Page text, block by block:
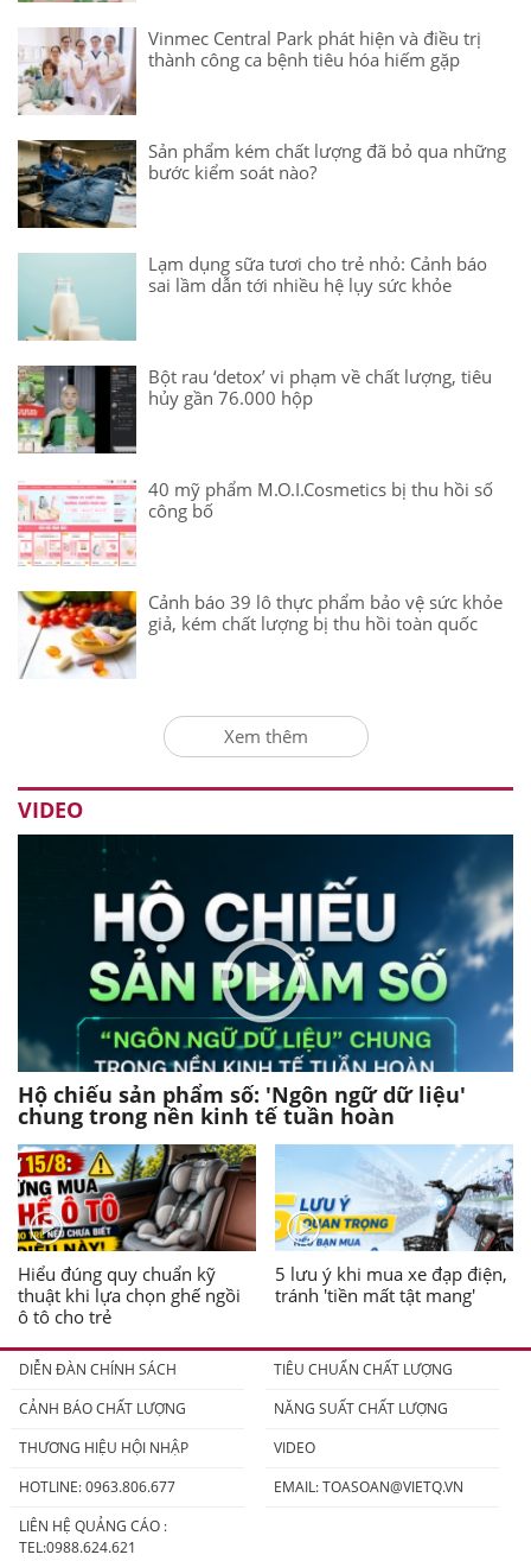
Vinmec Central Park phát hiện và điều trị
thành công ca bệnh tiêu hóa hiếm gặp
Sản phẩm kém chất lượng đã bỏ qua những
bước kiểm soát nào?
Lạm dụng sữa tươi cho trẻ nhỏ: Cảnh báo
sai lầm dẫn tới nhiều hệ lụy sức khỏe
Bột rau ‘detox’ vi phạm về chất lượng, tiêu
hủy gần 76.000 hộp
40 mỹ phẩm M.O.I.Cosmetics bị thu hồi số
công bố
Cảnh báo 39 lô thực phẩm bảo vệ sức khỏe
giả, kém chất lượng bị thu hồi toàn quốc
Xem thêm
VIDEO
Hộ chiếu sản phẩm số: 'Ngôn ngữ dữ liệu'
chung trong nền kinh tế tuần hoàn
Hiểu đúng quy chuẩn kỹ
thuật khi lựa chọn ghế ngồi
ô tô cho trẻ
5 lưu ý khi mua xe đạp điện,
tránh 'tiền mất tật mang'
DIỄN ĐÀN CHÍNH SÁCH
TIÊU CHUẨN CHẤT LƯỢNG
CẢNH BÁO CHẤT LƯỢNG
NĂNG SUẤT CHẤT LƯỢNG
THƯƠNG HIỆU HỘI NHẬP
VIDEO
HOTLINE: 0963.806.677
EMAIL:TOASOAN@VIETQ.VN
LIÊN HỆ QUẢNG CÁO :
TEL:0988.624.621